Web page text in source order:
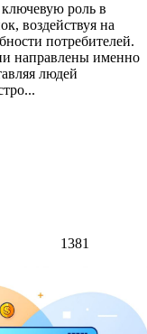
роль в
воздействуя на
потребителей.
направлены именно
людей
1381